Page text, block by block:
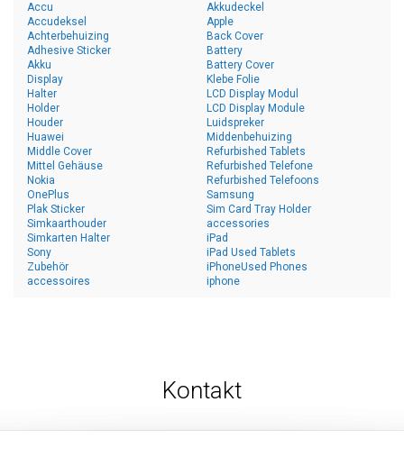
Accu
Accudeksel
Achterbehuizing
Adhesive Sticker
Akku
Akkudeckel
Apple
Back Cover
Battery
Battery Cover
Display
Halter
Holder
Houder
Huawei
Klebe Folie
LCD Display Modul
LCD Display Module
Luidspreker
Middenbehuizing
Middle Cover
Mittel Gehäuse
Nokia
OnePlus
Plak Sticker
Refurbished Tablets
Refurbished Telefone
Refurbished Telefoons
Samsung
Sim Card Tray Holder
Simkaarthouder
Simkarten Halter
Sony
Zubehör
accessoires
accessories
iPad
iPad Used Tablets
iPhoneUsed Phones
iphone
Kontakt